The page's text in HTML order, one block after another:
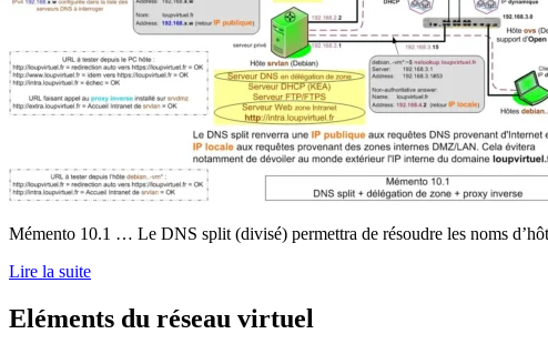
Mémento 10.1 … Le DNS split (divisé) permettra de résoudre les noms
Lire la suite
Eléments du réseau virtuel